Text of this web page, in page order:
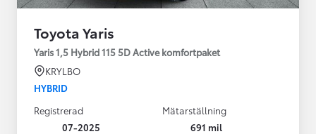
Toyota Yaris
Yaris 1,5 Hybrid 115 5D Active komfortpaket
KRYLBO
HYBRID
Registrerad
07-2025
Mätarställning
691 mil